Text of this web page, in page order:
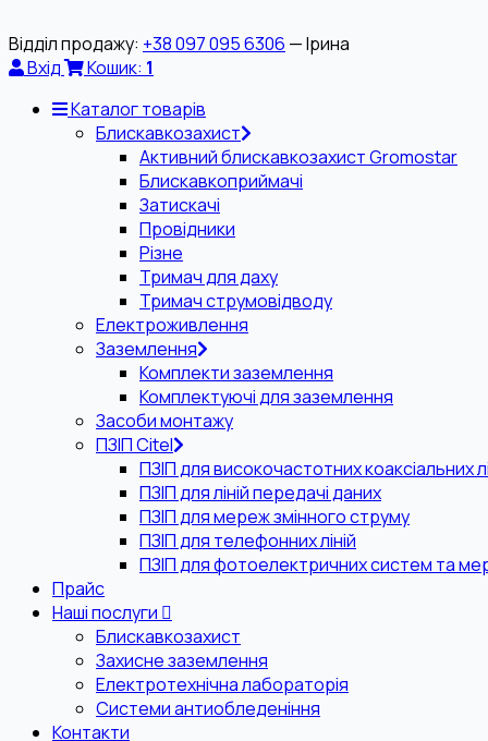
Відділ продажу: +38 097 095 6306 — Ірина
Вхід
Кошик: 1
Каталог товарів
Блискавкозахист
Активний блискавкозахист Gromostar
Блискавкоприймачі
Затискачі
Провідники
Різне
Тримач для даху
Тримач струмовідводу
Електроживлення
Заземлення
Комплекти заземлення
Комплектуючі для заземлення
Засоби монтажу
ПЗІП Citel
ПЗІП для високочастотних коаксіальних
ПЗІП для ліній передачі даних
ПЗІП для мереж змінного струму
ПЗІП для телефонних ліній
ПЗІП для фотоелектричних систем та
Прайс
Наші послуги
Блискавкозахист
Захисне заземлення
Електротехнічна лабораторія
Системи антиобледеніння
Контакти